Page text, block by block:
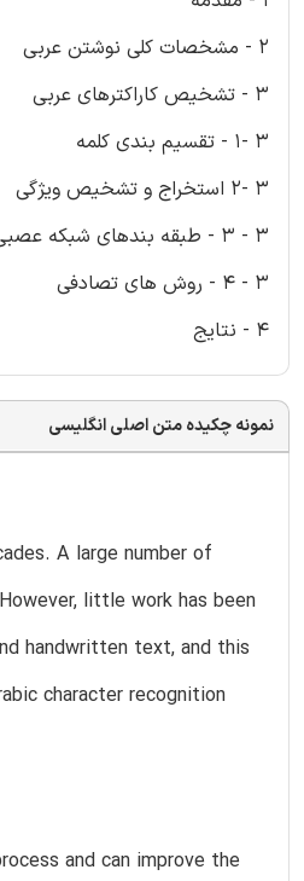
2 - مشخصات کلی نوشتن عربی
3 - تشخیص کاراکترهای عربی
3 -1 - تقسیم بندی کلمه
3 -2 استخراج و تشخیص ویژگی
3 - 3 - طبقه بندهای شبکه عصبی
3 - 4 - روش های تصادفی
4 - نتایج
نمونه چکیده متن اصلی انگلیسی
A large number of
little work has been
handwritten text, and this
character recognition
and can improve the